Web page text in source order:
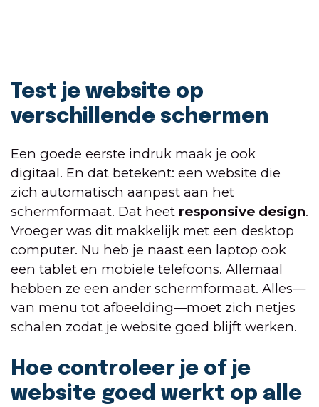
Test je website op
verschillende schermen
Een goede eerste indruk maak je ook
digitaal. En dat betekent: een website die
zich automatisch aanpast aan het
schermformaat. Dat heet responsive design.
Vroeger was dit makkelijk met een desktop
computer. Nu heb je naast een laptop ook
een tablet en mobiele telefoons. Allemaal
hebben ze een ander schermformaat. Alles—
van menu tot afbeelding—moet zich netjes
schalen zodat je website goed blijft werken.
Hoe controleer je of je
website goed werkt op alle